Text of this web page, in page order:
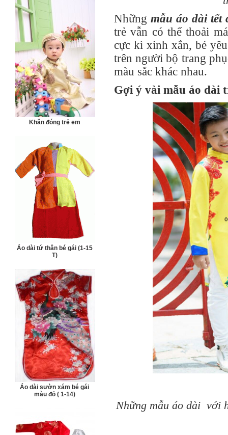
Những mẫu áo dài tết
trẻ vẫn có thể thoải
cực kì xinh xắn, bé
trên người bộ trang
màu sắc khác nhau.
Gợi ý vài mẫu áo dài
Những mẫu áo dài với
Khăn đóng trẻ em
Áo dài tứ thân bé gái (1-15
T)
Áo dài sườn xám bé gái
màu đỏ ( 1-14)